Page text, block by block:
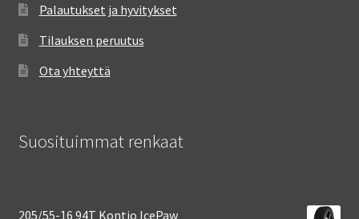
Palautukset ja hyvitykset
Tilauksen peruutus
Ota yhteyttä
Suosituimmat renkaat
205/55-16 94T Kontio IcePaw